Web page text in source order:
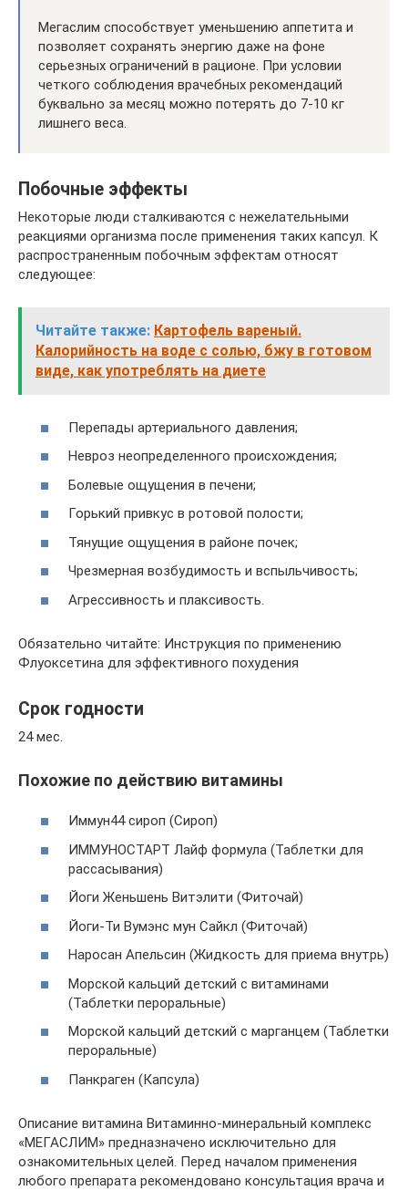
Мегаслим способствует уменьшению аппетита и
позволяет сохранять энергию даже на фоне
серьезных ограничений в рационе. При условии
четкого соблюдения врачебных рекомендаций
буквально за месяц можно потерять до 7-10 кг
лишнего веса.
Побочные эффекты
Некоторые люди сталкиваются с нежелательными
реакциями организма после применения таких капсул. К
распространенным побочным эффектам относят
следующее:
Читайте также: Картофель вареный.
Калорийность на воде с солью, бжу в готовом
виде, как употреблять на диете
Перепады артериального давления;
Невроз неопределенного происхождения;
Болевые ощущения в печени;
Горький привкус в ротовой полости;
Тянущие ощущения в районе почек;
Чрезмерная возбудимость и вспыльчивость;
Агрессивность и плаксивость.
Обязательно читайте: Инструкция по применению
Флуоксетина для эффективного похудения
Срок годности
24 мес.
Похожие по действию витамины
Иммун44 сироп (Сироп)
ИММУНОСТАРТ Лайф формула (Таблетки для
рассасывания)
Йоги Женьшень Витэлити (Фиточай)
Йоги-Ти Вумэнс мун Сайкл (Фиточай)
Наросан Апельсин (Жидкость для приема внутрь)
Морской кальций детский с витаминами
(Таблетки пероральные)
Морской кальций детский с марганцем (Таблетки
пероральные)
Панкраген (Капсула)
Описание витамина Витаминно-минеральный комплекс
«МЕГАСЛИМ» предназначено исключительно для
ознакомительных целей. Перед началом применения
любого препарата рекомендовано консультация врача и